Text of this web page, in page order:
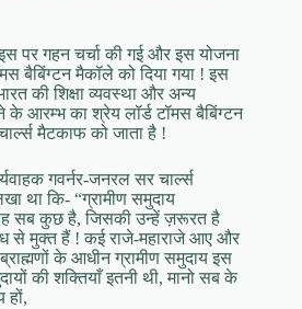
इस पर गहन चर्चा की गई और इस योजना
बैबिंग्टन मैकॉले को दिया गया ! इस
की शिक्षा व्यवस्था और अन्य
के आरम्भ का श्रेय लॉर्ड टॉमस बैबिंग्टन
मैटकाफ को जाता है !
गवर्नर-जनरल सर चार्ल्स
था कि- “ग्रामीण समुदाय
सब कुछ है, जिसकी उन्हें ज़रूरत है
से मुक्त हैं ! कई राजे-महाराजे आए और
के आधीन ग्रामीण समुदाय इस
की शक्तियाँ इतनी थी, मानो सब के